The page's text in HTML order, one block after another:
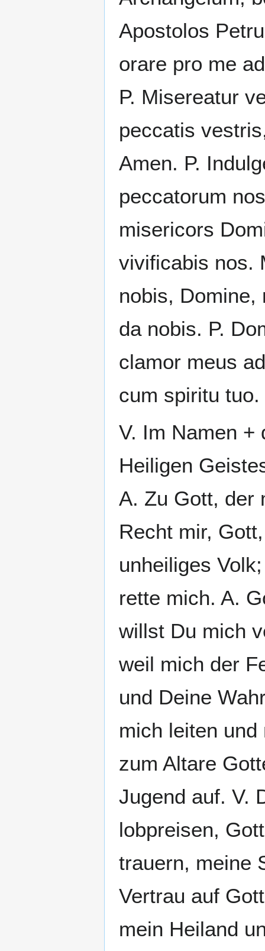
Apostolos
orare pro me
P. Misereatur
peccatis
Amen. P.
peccatorum
misericors
vivificabis nos.
nobis,
da nobis. P.
clamor meus
cum spiritu tuo.
V. Im Namen +
Heiligen
A. Zu Gott, der
Recht mir,
unheiliges
rette mich. A.
willst Du mich
weil mich der
und Deine
mich leiten
zum Altare
Jugend auf. V.
lobpreisen,
trauern, meine
Vertrau auf
mein Heiland